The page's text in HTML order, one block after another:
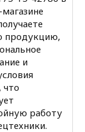
продукцию,
и
что
работу